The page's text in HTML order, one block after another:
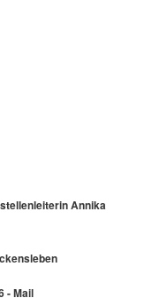
Annika
- Mail